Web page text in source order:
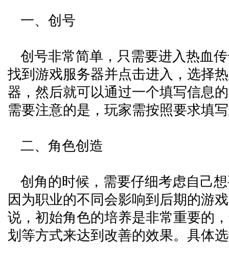
一、创号
创号非常简单，只需要进入热血
找到游戏服务器并点击进入，选择
器，然后就可以通过一个填写信息
需要注意的是，玩家需按照要求填
二、角色创造
创角的时候，需要仔细考虑自己
因为职业的不同会影响到后期的游
说，初始角色的培养是非常重要的
划等方式来达到改善的效果。具体